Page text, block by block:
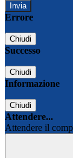
Errore
Chiudi
Successo
Chiudi
Informazione
Chiudi
Attendere...
Attendere il